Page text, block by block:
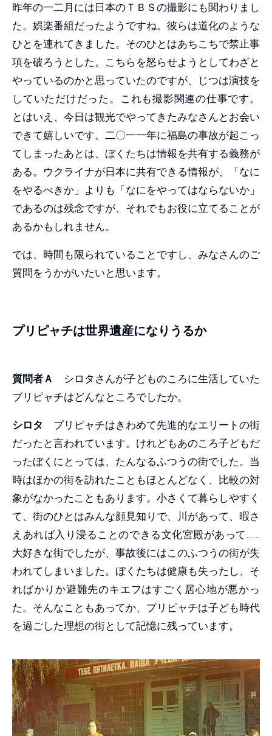
昨年の一二月には日本のＴＢＳの撮影にも関わりまし
た。娯楽番組だったようですね。彼らは道化のような
ひとを連れてきました。そのひとはあちこちで禁止事
項を破ろうとした。こちらを怒らせようとしてわざと
やっているのかと思っていたのですが、じつは演技を
していただけだった。これも撮影関連の仕事です。
とはいえ、今日は観光でやってきたみなさんとお会い
できて嬉しいです。二〇一一年に福島の事故が起こっ
てしまったあとは、ぼくたちは情報を共有する義務が
ある。ウクライナが日本に共有できる情報が、「なに
をやるべきか」よりも「なにをやってはならないか」
であるのは残念ですが、それでもお役に立てることが
あるかもしれません。
では、時間も限られていることですし、みなさんのご
質問をうかがいたいと思います。
プリピャチは世界遺産になりうるか
質問者Ａ
シロタさんが子どものころに生活していた
プリピャチはどんなところでしたか。
シロタ プリピャチはきわめて先進的なエリートの街
だったと言われています。けれどもあのころ子どもだ
ったぼくにとっては、たんなるふつうの街でした。当
時はほかの街を訪れたこともほとんどなく、比較の対
象がなかったこともあります。小さくて暮らしやすく
て、街のひとはみんな顔見知りで、川があって、暇さ
えあれば入り浸ることのできる文化宮殿があって……
大好きな街でしたが、事故後にはこのふつうの街が失
われてしまいました。ぼくたちは健康も失ったし、そ
ればかりか避難先のキエフはすごく居心地が悪かっ
た。そんなこともあってか、プリピャチは子ども時代
を過ごした理想の街として記憶に残っています。